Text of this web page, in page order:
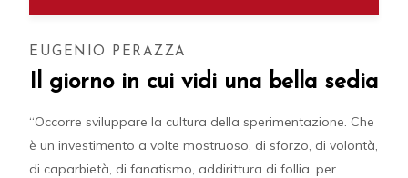
EUGENIO PERAZZA
Il giorno in cui vidi una bella sedia
“Occorre sviluppare la cultura della sperimentazione. Che
è un investimento a volte mostruoso, di sforzo, di volontà,
di caparbietà, di fanatismo, addirittura di follia, per